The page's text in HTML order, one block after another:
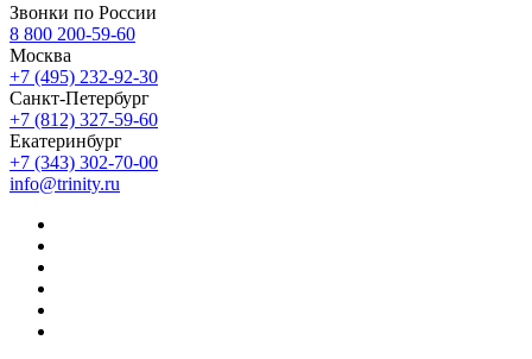
Звонки по России
8 800 200-59-60
Москва
+7 (495) 232-92-30
Санкт-Петербург
+7 (812) 327-59-60
Екатеринбург
+7 (343) 302-70-00
info@trinity.ru